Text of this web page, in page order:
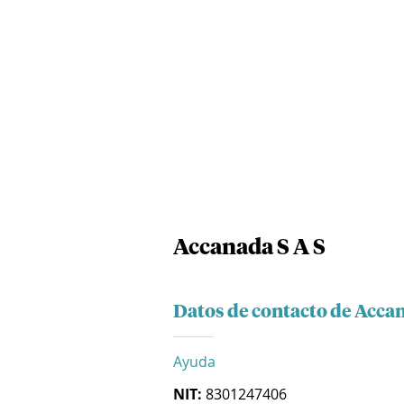
Accanada S A S
Datos de contacto de
Ayuda
NIT: 8301247406